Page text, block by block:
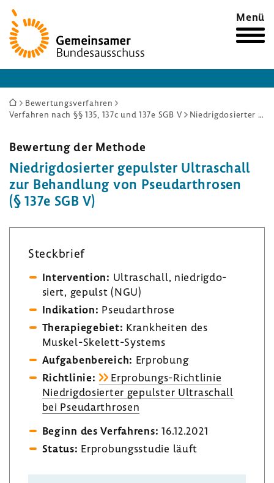
Zur
Startseite
Menü
Sie
sind
Bewertungsverfahren
Verfahren nach §§ 135, 137c und 137e SGB V
Niedrigdosierter gepulster Ultraschall zur Behandlung von Pseudarthrosen (§ 137e SGB V)
Bewer­tung der Methode
Nied­rig­do­sierter gepulster Ultra­schall
zur Behand­lung von Pseu­dar­throsen
(§ 137e SGB V)
Steck­brief
Inter­ven­tion: Ultra­schall, nied­rig­do­
siert, gepulst (NGU)
Indi­ka­tion: Pseu­dar­throse
Thera­pie­ge­biet: Krank­heiten des
Muskel-​Skelett-Systems
Aufga­ben­be­reich: Erpro­bung
Richt­linie:
Erprobungs-​Richtlinie
Nied­rig­do­sierter gepulster Ultra­schall
bei Pseu­dar­throsen
Beginn des Verfah­rens: 16.12.2021
Status: Erpro­bungs­studie läuft